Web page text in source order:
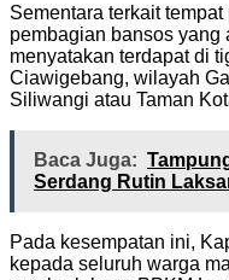
Sementara terkait
pembagian bansos
menyatakan terdapat di
Ciawigebang, wilayah
Siliwangi atau Taman
Baca Juga:
Serdang Rutin
Pada kesempatan ini,
kepada seluruh warga